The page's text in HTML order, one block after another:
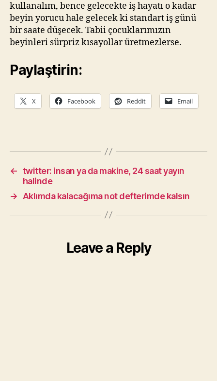
kullanalım, bence gelecekte iş hayatı o kadar
beyin yorucu hale gelecek ki standart iş günü
bir saate düşecek. Tabii çocuklarımızın
beyinleri sürpriz kısayollar üretmezlerse.
Paylaştirin:
X Facebook Reddit Email
← twitter: insan ya da makine, 24 saat yayın
halinde
→
Aklımda kalacağıma not defterimde kalsın
Leave a Reply